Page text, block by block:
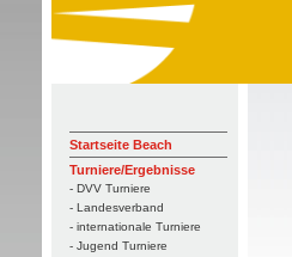
Startseite Beach
Turniere/Ergebnisse
- DVV Turniere
- Landesverband
- internationale Turniere
- Jugend Turniere